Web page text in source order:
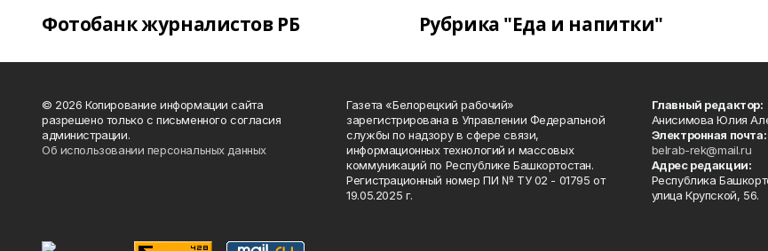
Фотобанк журналистов РБ Рубрика "Еда и напитки"
© 2026 Копирование информации сайта
разрешено только с письменного согласия
администрации.
Об использовании персональных данных
Газета «Белорецкий рабочий»
зарегистрирована в Управлении Федеральной
службы по надзору в сфере связи,
информационных технологий и массовых
коммуникаций по Республике Башкортостан.
Регистрационный номер ПИ № ТУ 02 - 01795 от
19.05.2025 г.
Главный редактор:
Анисимова Юлия
Электронная почта:
belrab-rek@mail.ru
Адрес редакции:
Республика
улица Крупской, 56.